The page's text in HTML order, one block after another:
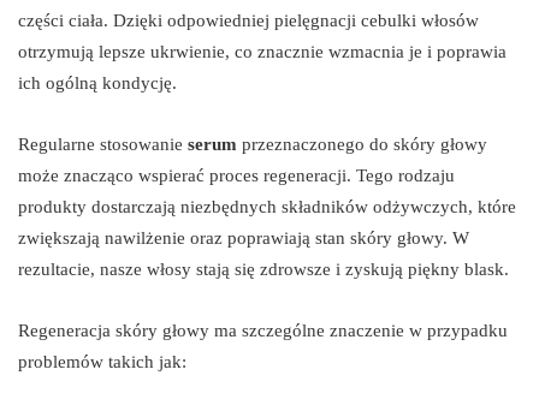
części ciała. Dzięki odpowiedniej pielęgnacji cebulki włosów
otrzymują lepsze ukrwienie, co znacznie wzmacnia je i poprawia
ich ogólną kondycję.
Regularne stosowanie serum przeznaczonego do skóry głowy
może znacząco wspierać proces regeneracji. Tego rodzaju
produkty dostarczają niezbędnych składników odżywczych, które
zwiększają nawilżenie oraz poprawiają stan skóry głowy. W
rezultacie, nasze włosy stają się zdrowsze i zyskują piękny blask.
Regeneracja skóry głowy ma szczególne znaczenie w przypadku
problemów takich jak: